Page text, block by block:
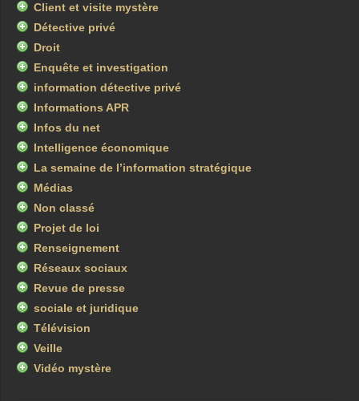
Client et visite mystère
Détective privé
Droit
Enquête et investigation
information détective privé
Informations APR
Infos du net
Intelligence économique
La semaine de l’information stratégique
Médias
Non classé
Projet de loi
Renseignement
Réseaux sociaux
Revue de presse
sociale et juridique
Télévision
Veille
Vidéo mystère